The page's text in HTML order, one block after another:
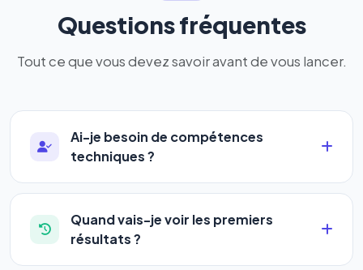
Questions fréquentes
Tout ce que vous devez savoir avant de vous lancer.
Ai-je besoin de compétences
techniques ?
Absolument pas. Notre logiciel a été conçu pour
être accessible àtous les profils: artisans,
commerçants, auto-entrepreneurs, PME ou
Quand vais-je voir les premiers
résultats ?